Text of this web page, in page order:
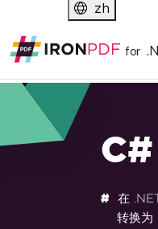
zh
for
在
转换为